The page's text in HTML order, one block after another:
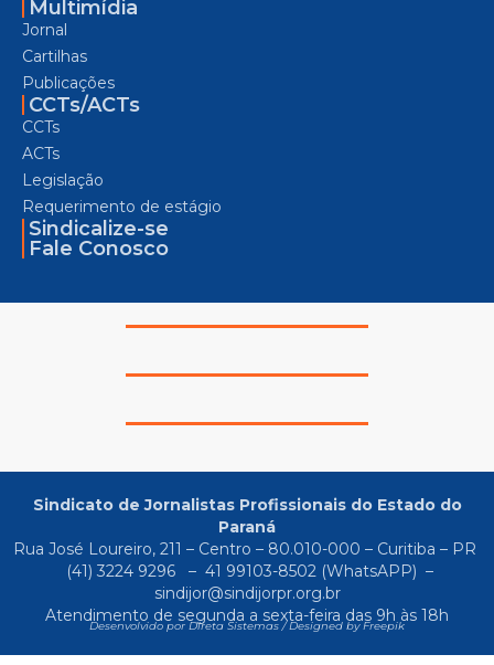
Multimídia
Jornal
Cartilhas
Publicações
CCTs/ACTs
CCTs
ACTs
Legislação
Requerimento de estágio
Sindicalize-se
Fale Conosco
Sindicato de Jornalistas Profissionais do Estado do
Paraná
Rua José Loureiro, 211 – Centro – 80.010-000 – Curitiba – PR
(41) 3224 9296
– 41 99103-8502(WhatsAPP) –
sindijor@sindijorpr.org.br
Atendimento de segunda a sexta-feira das 9h às 18h
Desenvolvido por Direta Sistemas /Designed by Freepik